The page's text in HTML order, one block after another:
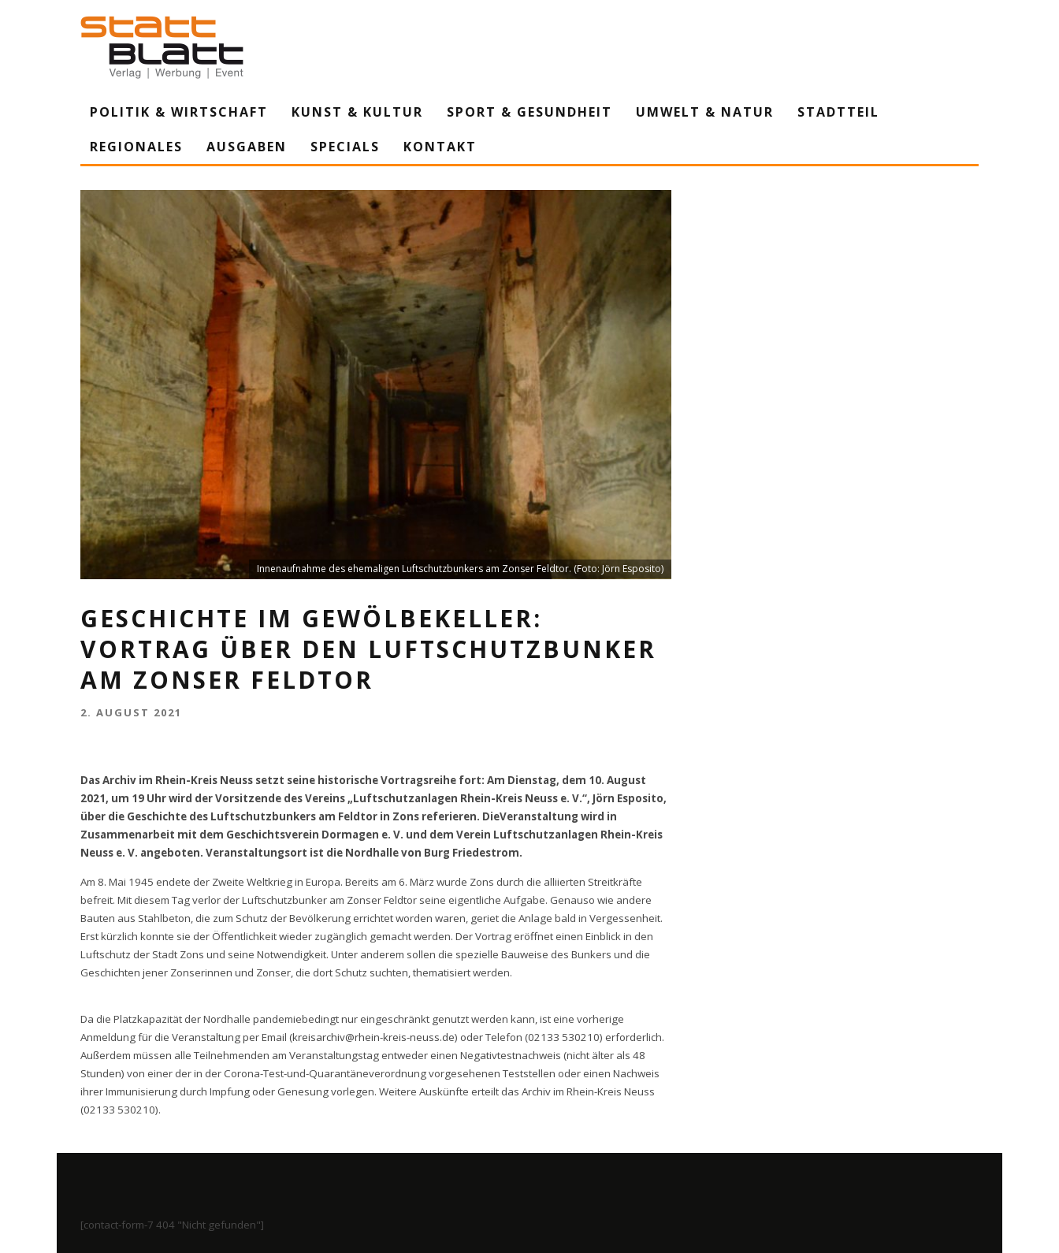
POLITIK & WIRTSCHAFT KUNST & KULTUR SPORT & GESUNDHEIT UMWELT & NATUR
STADTTEIL
REGIONALES
AUSGABEN SPECIALS KONTAKT
Innenaufnahme des ehemaligen Luftschutzbunkers am Zonser Feldtor. (Foto: Jörn Esposito)
GESCHICHTE IM GEWÖLBEKELLER:
VORTRAG ÜBER DEN LUFTSCHUTZBUNKER
AM ZONSER FELDTOR
2. AUGUST 2021
Das Archiv im Rhein-Kreis Neuss setzt seine historische Vortragsreihe fort: Am Dienstag, dem 10. August
2021, um 19 Uhr wird der Vorsitzende des Vereins „Luftschutzanlagen Rhein-Kreis Neuss e. V.“, Jörn Esposito,
über die Geschichte des Luftschutzbunkers am Feldtor in Zons referieren. DieVeranstaltung wird in
Zusammenarbeit mit dem Geschichtsverein Dormagen e. V. und dem Verein Luftschutzanlagen Rhein-Kreis
Neuss e. V. angeboten. Veranstaltungsort ist die Nordhalle von Burg Friedestrom.
Am 8. Mai 1945 endete der Zweite Weltkrieg in Europa. Bereits am 6. März wurde Zons durch die alliierten Streitkräfte
befreit. Mit diesem Tag verlor der Luftschutzbunker am Zonser Feldtor seine eigentliche Aufgabe. Genauso wie andere
Bauten aus Stahlbeton, die zum Schutz der Bevölkerung errichtet worden waren, geriet die Anlage bald in Vergessenheit.
Erst kürzlich konnte sie der Öffentlichkeit wieder zugänglich gemacht werden. Der Vortrag eröffnet einen Einblick in den
Luftschutz der Stadt Zons und seine Notwendigkeit. Unter anderem sollen die spezielle Bauweise des Bunkers und die
Geschichten jener Zonserinnen und Zonser, die dort Schutz suchten, thematisiert werden.
Da die Platzkapazität der Nordhalle pandemiebedingt nur eingeschränkt genutzt werden kann, ist eine vorherige
Anmeldung für die Veranstaltung per Email (kreisarchiv@rhein-kreis-neuss.de) oder Telefon (02133 530210) erforderlich.
Außerdem müssen alle Teilnehmenden am Veranstaltungstag entweder einen Negativtestnachweis (nicht älter als 48
Stunden) von einer der in der Corona-Test-und-Quarantäneverordnung vorgesehenen Teststellen oder einen Nachweis
ihrer Immunisierung durch Impfung oder Genesung vorlegen. Weitere Auskünfte erteilt das Archiv im Rhein-Kreis Neuss
(02133 530210).
[contact-form-7 404 "Nicht gefunden"]